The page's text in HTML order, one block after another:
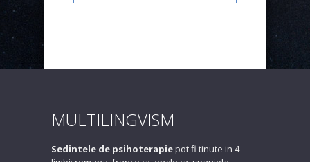
MULTILINGVISM
Sedintele de psihoterapiepot fi tinute in 4